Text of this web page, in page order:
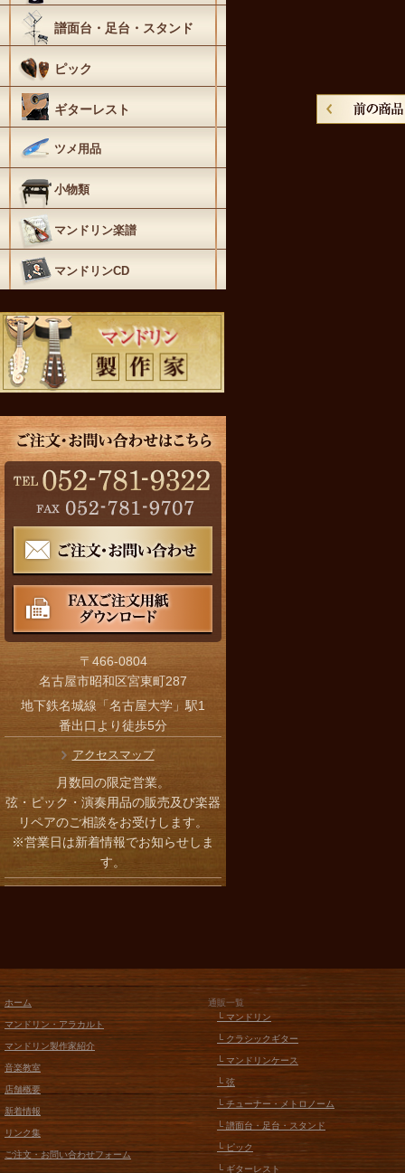
譜面台・足台・スタンド
ピック
ギターレスト
ツメ用品
小物類
マンドリン楽譜
マンドリンCD
〒466-0804
名古屋市昭和区宮東町287
地下鉄名城線「名古屋大学」駅1
番出口より徒歩5分
アクセスマップ
月数回の限定営業。
弦・ピック・演奏用品の販売及び楽器
リペアのご相談をお受けします。
※営業日は新着情報でお知らせしま
す。
ホーム
マンドリン・アラカルト
マンドリン製作家紹介
音楽教室
店舗概要
新着情報
リンク集
ご注文・お問い合わせフォーム
通販一覧
└ マンドリン
└ クラシックギター
└ マンドリンケース
└ 弦
└ チューナー・メトロノーム
└ 譜面台・足台・スタンド
└ ピック
└ ギターレスト